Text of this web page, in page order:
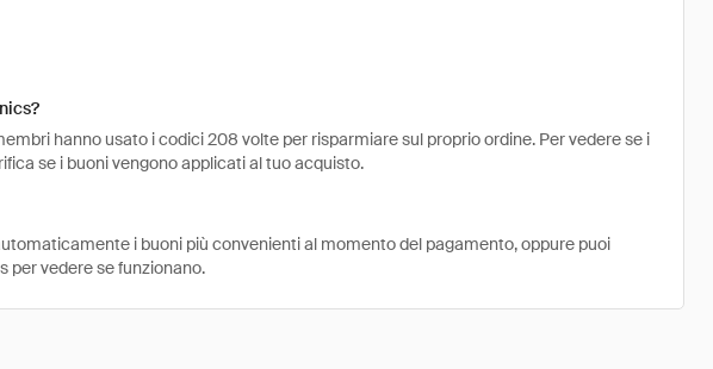
hanno usato i codici 208 volte per risparmiare sul proprio ordine. Per vedere se i
se i buoni vengono applicati al tuo acquisto.
i buoni più convenienti al momento del pagamento, oppure puoi
per vedere se funzionano.